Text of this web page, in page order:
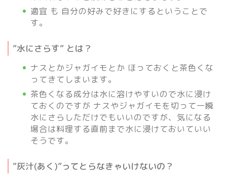
適宜 も 自分の好みで好きにするということで
す。
”水にさらす” とは？
ナスとかジャガイモとか ほっておくと茶色くな
ってきてしまいます。
茶色くなる成分は水に溶けやすいので水に浸け
ておくのですが ナスやジャガイモを切って一瞬
水にさらしただけでもいいのですが、気になる
場合は料理する直前まで水に浸けておいていい
そうです。
”灰汁(あく)”ってとらなきゃいけないの？